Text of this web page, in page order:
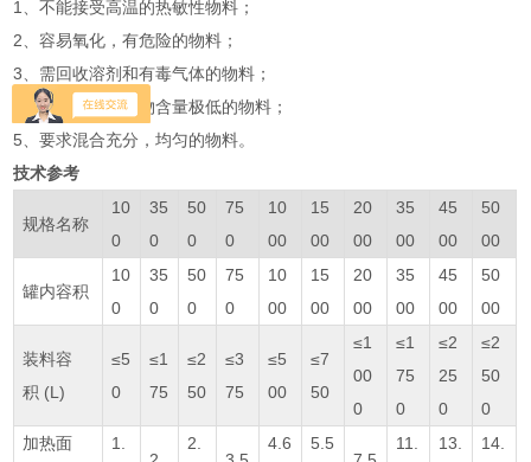
1、不能接受高温的热敏性物料；
2、容易氧化，有危险的物料；
3、需回收溶剂和有毒气体的物料；
4、要求残留挥发物含量极低的物料；
5、要求混合充分，均匀的物料。
技术参考
规格名称
10
0
35
0
50
0
75
0
10
00
15
00
20
00
35
00
45
00
50
00
罐内容积
10
0
35
0
50
0
75
0
10
00
15
00
20
00
35
00
45
00
50
00
装料容
积 (L)
≤5
0
≤1
75
≤2
50
≤3
75
≤5
00
≤7
50
≤1
00
0
≤1
75
0
≤2
25
0
≤2
50
0
加热面
1.
2.
4.6
5.5
11.
13.
14.